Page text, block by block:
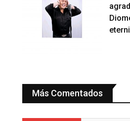
Más Comentados